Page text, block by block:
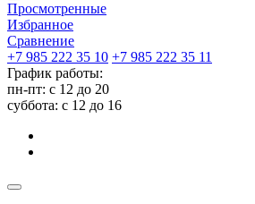
Просмотренные
Избранное
Сравнение
+7 985 222 35 10 +7 985 222 35 11
График работы:
пн-пт: с 12 до 20
суббота: c 12 до 16